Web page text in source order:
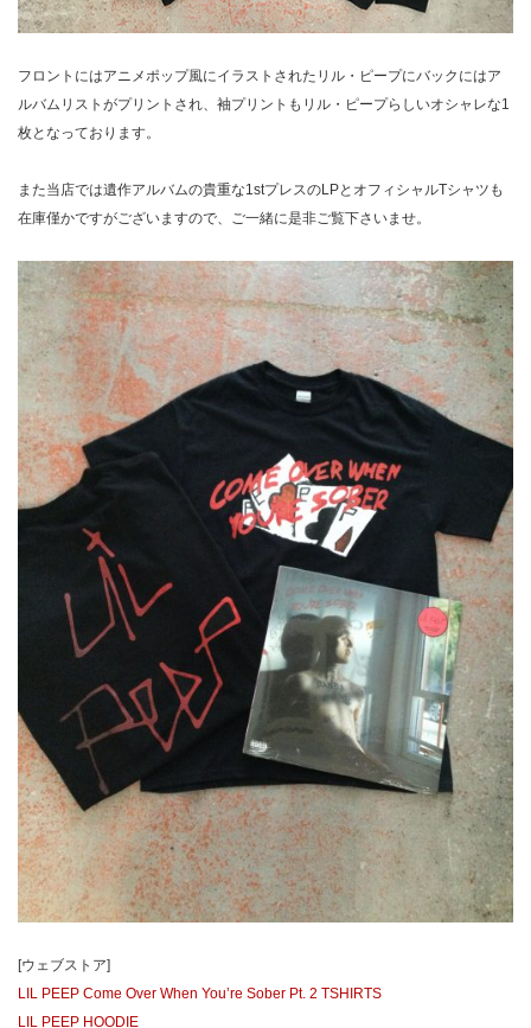
フロントにはアニメポップ風にイラストされたリル・ピープにバックにはア
ルバムリストがプリントされ、袖プリントもリル・ピープらしいオシャレな1
枚となっております。
また当店では遺作アルバムの貴重な1stプレスのLPとオフィシャルTシャツも
在庫僅かですがございますので、ご一緒に是非ご覧下さいませ。
[ウェブストア]
LIL PEEP Come Over When You’re Sober Pt. 2 TSHIRTS
LIL PEEP HOODIE